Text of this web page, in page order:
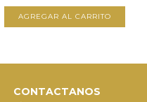
CONTACTANOS